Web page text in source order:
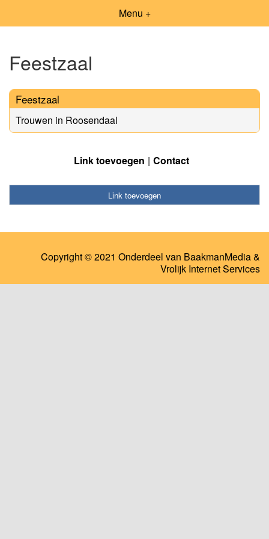
Menu +
Feestzaal
Feestzaal
Trouwen in Roosendaal
Link toevoegen Contact
Link toevoegen
Copyright © 2021 Onderdeel van BaakmanMedia&
Vrolijk Internet Services